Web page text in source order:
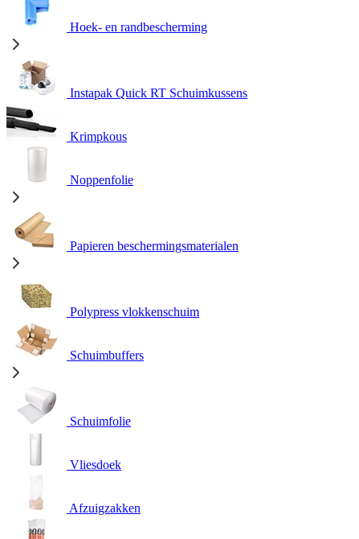
Hoek- en randbescherming
Instapak Quick RT Schuimkussens
Krimpkous
Noppenfolie
Papieren beschermingsmaterialen
Polypress vlokkenschuim
Schuimbuffers
Schuimfolie
Vliesdoek
Afzuigzakken